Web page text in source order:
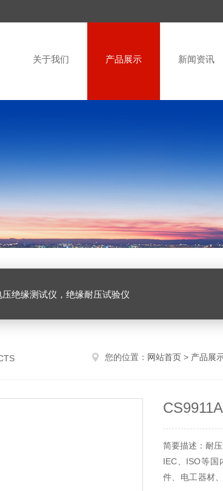
关于我们 产品展示 新闻资讯
绝缘测试仪，绝缘耐压试验仪
您的位置： 网站首页 > 产品展
简要描述：耐
IEC、ISO等国
件、电工器材